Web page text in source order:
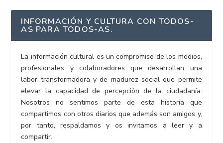
INFORMACIÓN Y CULTURA CON TODOS-
AS PARA TODOS-AS.
La información cultural es un compromiso de los medios,
profesionales y colaboradores que desarrollan una
labor transformadora y de madurez social que permite
elevar la capacidad de percepción de la ciudadanía.
Nosotros no sentimos parte de esta historia que
compartimos con otros diarios que además son amigos y,
por tanto, respaldamos y os invitamos a leer y a
compartir.